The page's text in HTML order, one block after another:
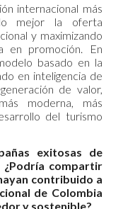
internacional más
mejor la oferta
y maximizando
en promoción. En
basado en la
en inteligencia de
de valor,
moderna, más
del turismo
exitosas de
¿Podría compartir
contribuido a
de Colombia
y sostenible?